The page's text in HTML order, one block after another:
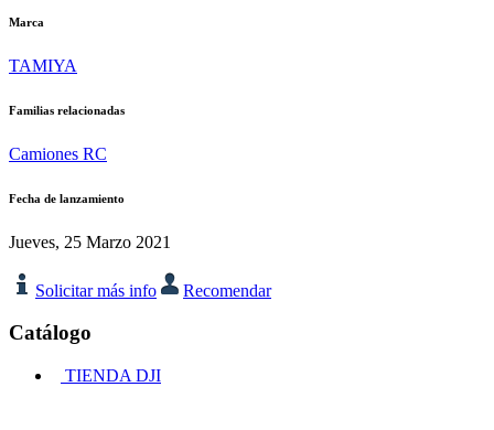
Marca
TAMIYA
Familias relacionadas
Camiones RC
Fecha de lanzamiento
Jueves, 25 Marzo 2021
Solicitar más info Recomendar
Catálogo
TIENDA DJI